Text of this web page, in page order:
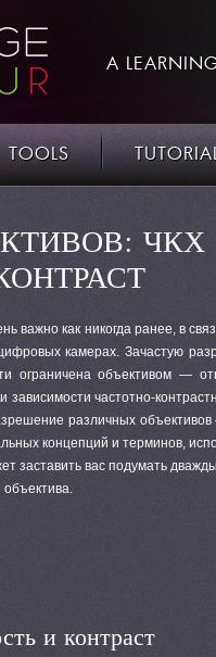
A
TOOLS
ЧКХ
важно как никогда ранее, в
камерах. Зачастую
ограничена объективом —
частотно-
различных
концепций и терминов,
заставить вас подумать
и контраст